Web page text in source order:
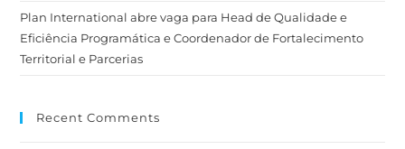
Plan International abre vaga para Head de Qualidade e
Eficiência Programática e Coordenador de Fortalecimento
Territorial e Parcerias
Recent Comments